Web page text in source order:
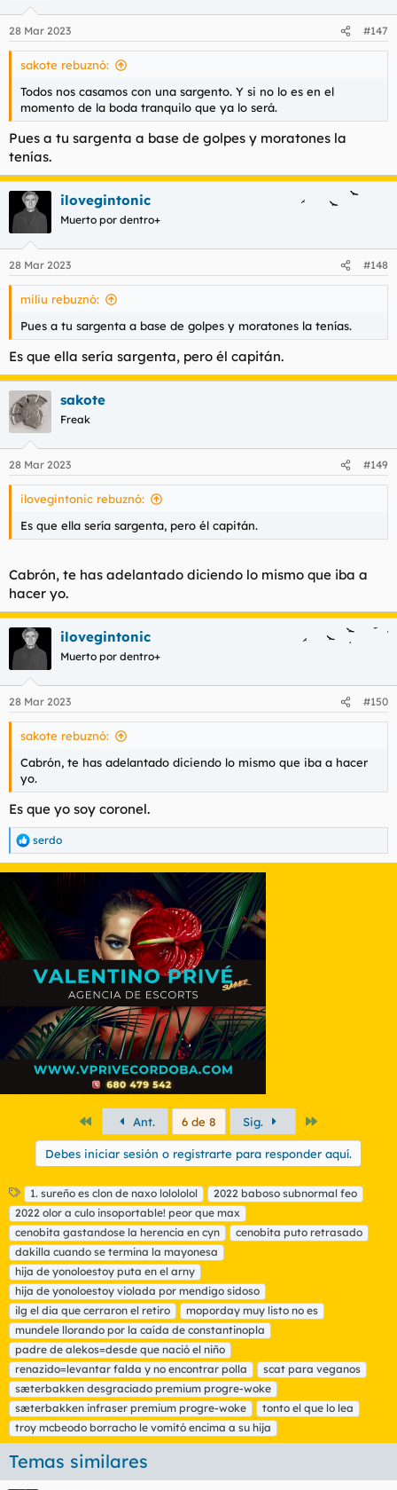
e
s
28 Mar 2023 #147
sakote rebuznó:
Todos nos casamos con una sargento. Y si no lo es en el
momento de la boda tranquilo que ya lo será.
Pues a tu sargenta a base de golpes y moratones la
tenías.
ilovegintonic
Muerto por dentro+
28 Mar 2023 #148
miliu rebuznó:
Pues a tu sargenta a base de golpes y moratones la tenías.
Es que ella sería sargenta, pero él capitán.
sakote
Freak
28 Mar 2023 #149
ilovegintonic rebuznó:
Es que ella sería sargenta, pero él capitán.
Cabrón, te has adelantado diciendo lo mismo que iba a
hacer yo.
ilovegintonic
Muerto por dentro+
28 Mar 2023 #150
sakote rebuznó:
Cabrón, te has adelantado diciendo lo mismo que iba a hacer
yo.
Es que yo soy coronel.
R
e
a
o
n
e
serdo
PrimeroAnt. 6 de 8 Sig.
Debes iniciar sesión o registrarte para responder aquí.
E
t
i
q
u
e
t
a
s
1. sureño es clon de naxo lolololol
2022 baboso subnormal feo
2022 olor a culo insoportable! peor que max
cenobita gastandose la herencia en cyn
cenobita puto retrasado
dakilla cuando se termina la mayonesa
hija de yonoloestoy puta en el arny
hija de yonoloestoy violada por mendigo sidoso
ilg el dia que cerraron el retiro
moporday muy listo no es
mundele llorando por la caída de constantinopla
padre de alekos=desde que nació el niño
renazido=levantar falda y no encontrar polla
scat para veganos
sæterbakken desgraciado premium progre-woke
sæterbakken infraser premium progre-woke
tonto el que lo lea
troy mcbeodo borracho le vomitó encima a su hija
Temas similares